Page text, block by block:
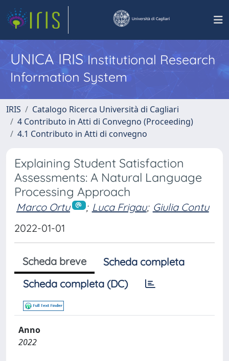
UNICA IRISInstitutional Research
Information System
IRIS
Catalogo Ricerca Università di Cagliari
4 Contributo in Atti di Convegno (Proceeding)
4.1 Contributo in Atti di convegno
Explaining Student Satisfaction
Assessments: A Natural Language
Processing Approach
Marco Ortu ; Luca Frigau; Giulia Contu
2022-01-01
Scheda breve
Scheda completa
Scheda completa (DC)
Anno
2022